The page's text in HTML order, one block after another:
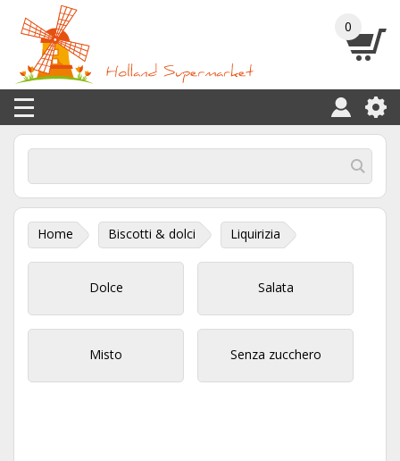
0
Home Biscotti & dolci Liquirizia
Dolce Salata
Misto Senza zucchero